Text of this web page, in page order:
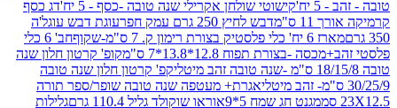
קישוטי שולחן אקרילי שנה טובה -כסף - 5 יח'
דג כסף
ס"מ
דבש לחיץ 250 גרם עמק חפר
עוגת דבש עוגל'ה
בצורת רימון ק. 7 ס"מ-שקוף
חב' 6 כלי
-בצורת תפוח 12.8*13.8*7 ס"מ
קופ' קרטון חלון שנה
קפ' קרטון חלון שנה טובה
אגרת+ מעטפה שנה טובה שופר/ספר תורה
מגנט חג שמח 5*9
אוראו שוקולד גליל 110.4 גרם
גלילות